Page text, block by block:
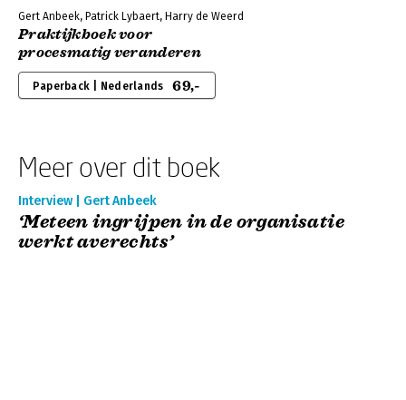
Gert Anbeek, Patrick Lybaert, Harry de Weerd
Praktijkboek voor
procesmatig veranderen
Paperback | Nederlands 69,-
Meer over dit boek
Interview | Gert Anbeek
‘Meteen ingrijpen in de organisatie
werkt averechts’